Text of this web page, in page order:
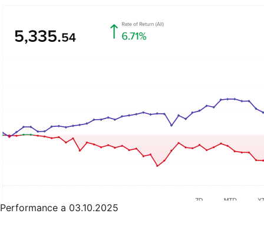
Performance a 03.10.2025